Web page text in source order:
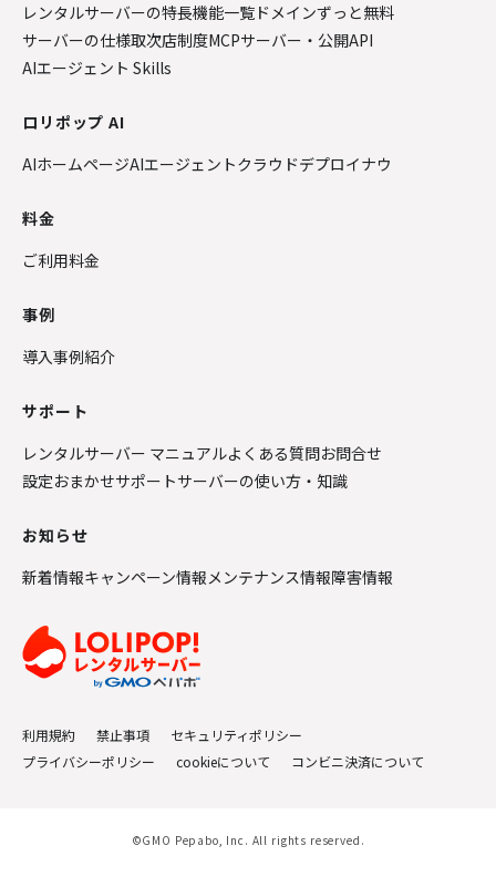
レンタルサーバーの特長機能一覧 ドメインずっと無料
サーバーの仕様取次店制度MCPサーバー・公開API
AIエージェント Skills
ロリポップ AI
AIホームページAIエージェントクラウドデプロイナウ
料金
ご利用料金
事例
導入事例紹介
サポート
レンタルサーバー マニュアルよくある質問お問合せ
設定おまかせサポートサーバーの使い方・知識
お知らせ
新着情報キャンペーン情報メンテナンス情報障害情報
利用規約 禁止事項
セキュリティポリシー
プライバシーポリシー
cookieについて コンビニ決済について
©GMO Pepabo, Inc. All rights reserved.